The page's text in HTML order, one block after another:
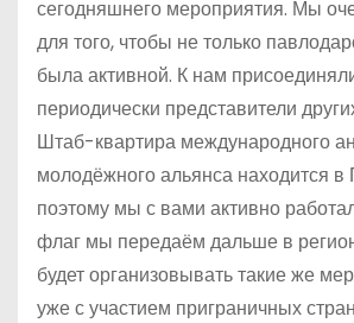
сегодняшнего мероприятия. Мы
для того, чтобы не только
была активной. К нам
периодически представители
Штаб-квартира международного
молодёжного альянса находится
поэтому мы с вами активно
флаг мы передаём дальше в
будет организовывать такие же
уже с участием приграничных